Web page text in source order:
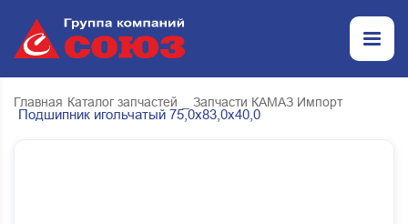
Главная Каталог запчастей _ Запчасти КАМАЗ Импорт
Подшипник игольчатый 75,0х83,0х40,0